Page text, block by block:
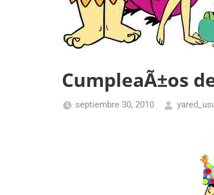
CumpleaÃ±os
septiembre 30, 2010